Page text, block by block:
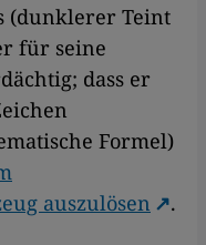
(dunklerer Teint
für seine
dass er
Formel)
auszulösen
.